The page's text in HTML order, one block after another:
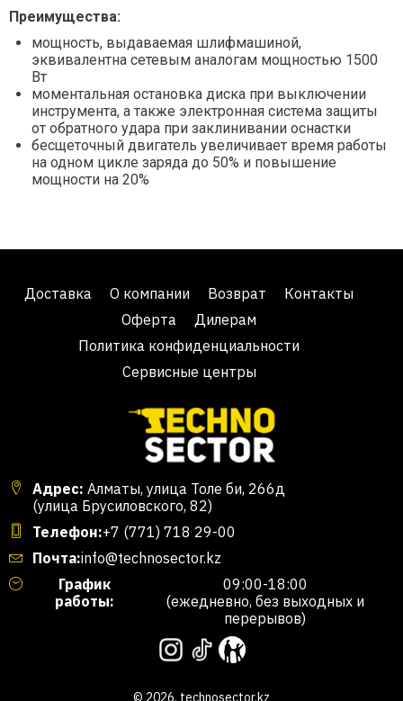
Преимущества:
мощность, выдаваемая шлифмашиной,
эквивалентна сетевым аналогам мощностью 1500
Вт
моментальная остановка диска при выключении
инструмента, а также электронная система защиты
от обратного удара при заклинивании оснастки
бесщеточный двигатель увеличивает время работы
на одном цикле заряда до 50% и повышение
мощности на 20%
Доставка О компании Возврат
Контакты
Оферта
Дилерам
Политика конфиденциальности
Сервисные центры
Адрес: Алматы, улица Толе би, 266д
(улица Брусиловского, 82)
Телефон:+7 (771) 718 29-00
Почта:info@technosector.kz
График
работы:
09:00-18:00
(ежедневно, без выходных и
перерывов)
© 2026. technosector.kz